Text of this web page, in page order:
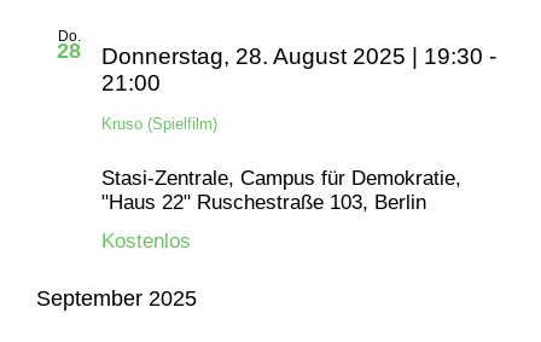
Do.
28
Kruso (Spielfilm)
Donnerstag, 28. August 2025 | 19:30 -
21:00
Stasi-Zentrale, Campus für Demokratie,
"Haus 22" Ruschestraße 103, Berlin
Kostenlos
September 2025